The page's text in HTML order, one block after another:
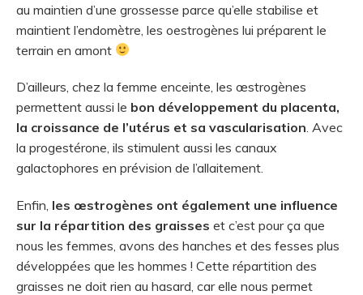
au maintien d’une grossesse parce qu’elle stabilise et
maintient l’endomètre, les oestrogènes lui préparent le
terrain en amont
D’ailleurs, chez la femme enceinte, les œstrogènes
permettent aussi le bon développement du placenta,
la croissance de l’utérus et sa vascularisation. Avec
la progestérone, ils stimulent aussi les canaux
galactophores en prévision de l’allaitement.
Enfin, les œstrogènes ont également une influence
sur la répartition des graisses et c’est pour ça que
nous les femmes, avons des hanches et des fesses plus
développées que les hommes ! Cette répartition des
graisses ne doit rien au hasard, car elle nous permet